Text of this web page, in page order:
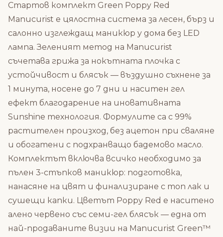
Стартов комплект Green Poppy Red
Manucurist е цялостна система за лесен, бърз и
салонно изглеждащ маникюр у дома без LED
лампа. Зеленият метод на Manucurist
съчетава грижа за нокътната плочка с
устойчивост и блясък — въздушно съхнене за
1 минута, носене до 7 дни и наситен гел
ефект благодарение на иновативната
Sunshine технология. Формулите са с 99%
растителен произход, без ацетон при сваляне
и обогатени с подхранващо бадемово масло.
Комплектът включва всичко необходимо за
пълен 3-стъпков маникюр: подготовка,
нанасяне на цвят и финализиране с топ лак и
сушещи капки. Цветът Poppy Red е наситено
алено червено със семи-гел блясък — една от
най-продаваните визии на Manucurist Green™